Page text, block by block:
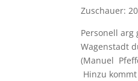
Zuschauer:
Personell arg
Wagenstadt
(Manuel
Hinzu